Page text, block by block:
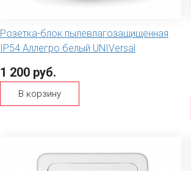
Розетка-блок пылевлагозащищенная
IP54 Аллегро белый UNIVersal
1 200 руб.
В корзину